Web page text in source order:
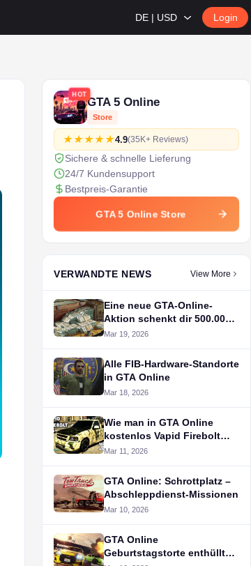
DE | USD Login
HOT
GTA 5 Online
Store
4.9(35K+ Reviews)
Sichere & schnelle Lieferung
24/7 Kundensupport
Bestpreis-Garantie
GTA 5 Online Store
VERWANDTE NEWS View More
Eine neue GTA-Online-
Aktion schenkt dir 500.000 $
im Spiel kostenlos
Mar 19, 2026
Alle FIB-Hardware-Standorte
in GTA Online
Mar 18, 2026
Wie man in GTA Online
kostenlos Vapid Firebolt
ASP erhält
Mar 11, 2026
GTA Online: Schrottplatz –
Abschleppdienst-Missionen
Mar 10, 2026
GTA Online
Geburtstagstorte enthüllt